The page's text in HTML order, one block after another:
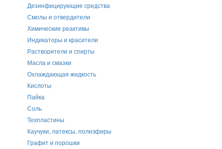
Дезинфицирующие средства
Смолы и отвердители
Химические реактивы
Индикаторы и красители
Растворители и спирты
Масла и смазки
Охлаждающая жидкость
Кислоты
Пайка
Соль
Техпластины
Каучуки, латексы, полиэфиры
Графит и порошки